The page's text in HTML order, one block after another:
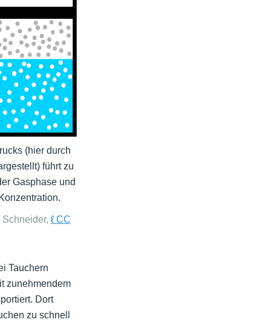
(hier durch
führt zu
Gasphase und
ℓ CC
Tauchern
zunehmendem
Dort
zu schnell